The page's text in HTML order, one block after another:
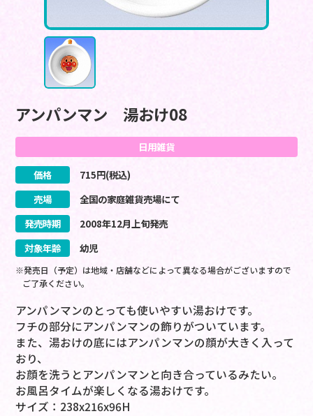
アンパンマン 湯おけ08
日用雑貨
価格 715円(税込)
売場
全国の家庭雑貨売場にて
発売時期
2008年12月上旬発売
対象年齢
幼児
※発売日（予定）は地域・店舗などによって異なる場合がございますので
ご了承ください。
アンパンマンのとっても使いやすい湯おけです。
フチの部分にアンパンマンの飾りがついています。
また、湯おけの底にはアンパンマンの顔が大きく入って
おり、
お顔を洗うとアンパンマンと向き合っているみたい。
お風呂タイムが楽しくなる湯おけです。
サイズ：238x216x96H